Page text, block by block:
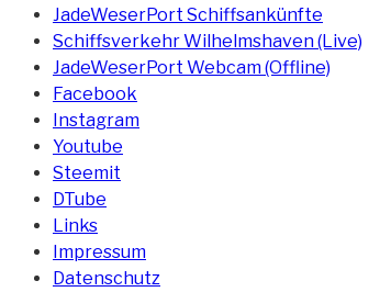
JadeWeserPort Schiffsankünfte
Schiffsverkehr Wilhelmshaven (Live)
JadeWeserPort Webcam (Offline)
Facebook
Instagram
Youtube
Steemit
DTube
Links
Impressum
Datenschutz